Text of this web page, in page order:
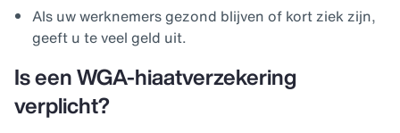
Als uw werknemers gezond blijven of kort ziek zijn,
geeft u te veel geld uit.
Is een WGA-hiaatverzekering
verplicht?